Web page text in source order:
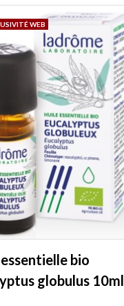
bio
globulus 10ml
WEB